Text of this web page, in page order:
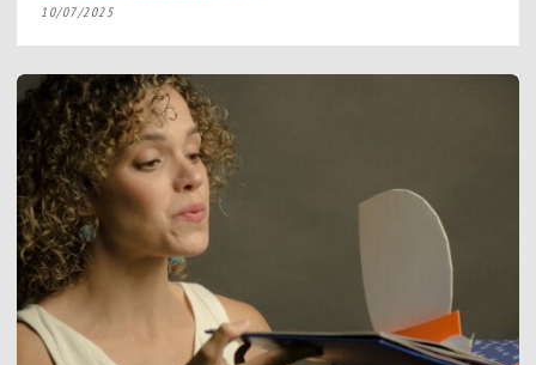
10/07/2025